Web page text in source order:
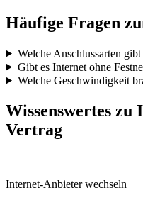
Häufige Fragen
Welche Anschlussarten gibt
Gibt es Internet ohne
Welche Geschwindigkeit
Wissenswertes
Vertrag
Internet-Anbieter wechseln